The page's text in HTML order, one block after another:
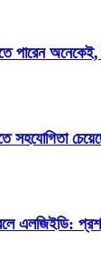
পারেন
এলজিইডি: